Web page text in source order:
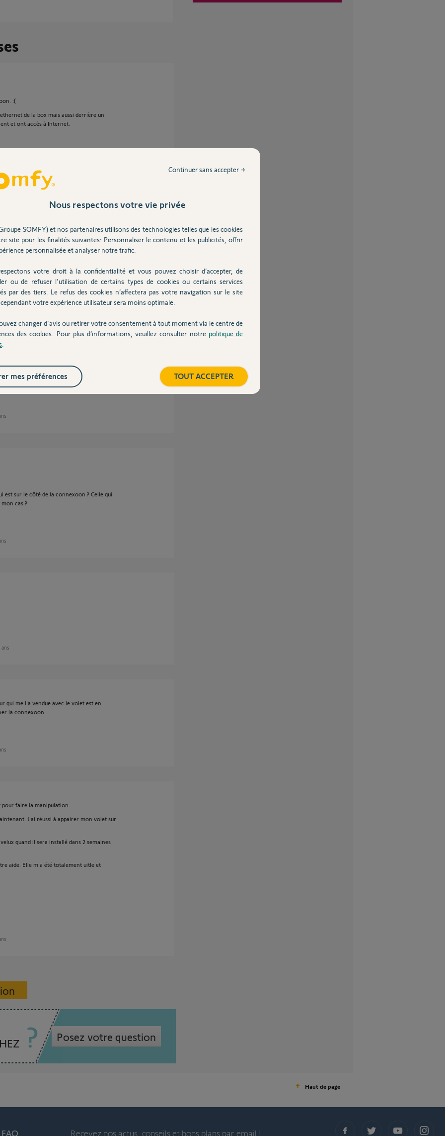
:(
de la box mais aussi derrière un
et ont accès à Internet.
de votre Connexoon ?
allumées donc branchement Ok
clignote de la façon suivante :
est sur le côté de la connexoon ? Celle qui
cas ?
ans
qui me l'a vendue avec le volet est en
la connexoon
faire la manipulation.
J'ai réussi à appairer mon volet sur
quand il sera installé dans 2 semaines
aide. Elle m'a été totalement uitle et
Posez votre question
Haut de page
Recevez nos actus, conseils et bons plans par email !
Nous respectons votre vie privée
SOMFY) et nos partenaires utilisons des technologies telles que les cookies
site pour les finalités suivantes: Personnaliser le contenu et les publicités, offrir
personnalisée et analyser notre trafic.
votre droit à la confidentialité et vous pouvez choisir d’accepter, de
ou de refuser l'utilisation de certains types de cookies ou certains services
par des tiers. Le refus des cookies n’affectera pas votre navigation sur le site
votre expérience utilisateur sera moins optimale.
changer d'avis ou retirer votre consentement à tout moment via le centre de
des cookies. Pour plus d’informations, veuillez consulter notre politique de
Continuer sans accepter →
TOUT ACCEPTER
mes préférences